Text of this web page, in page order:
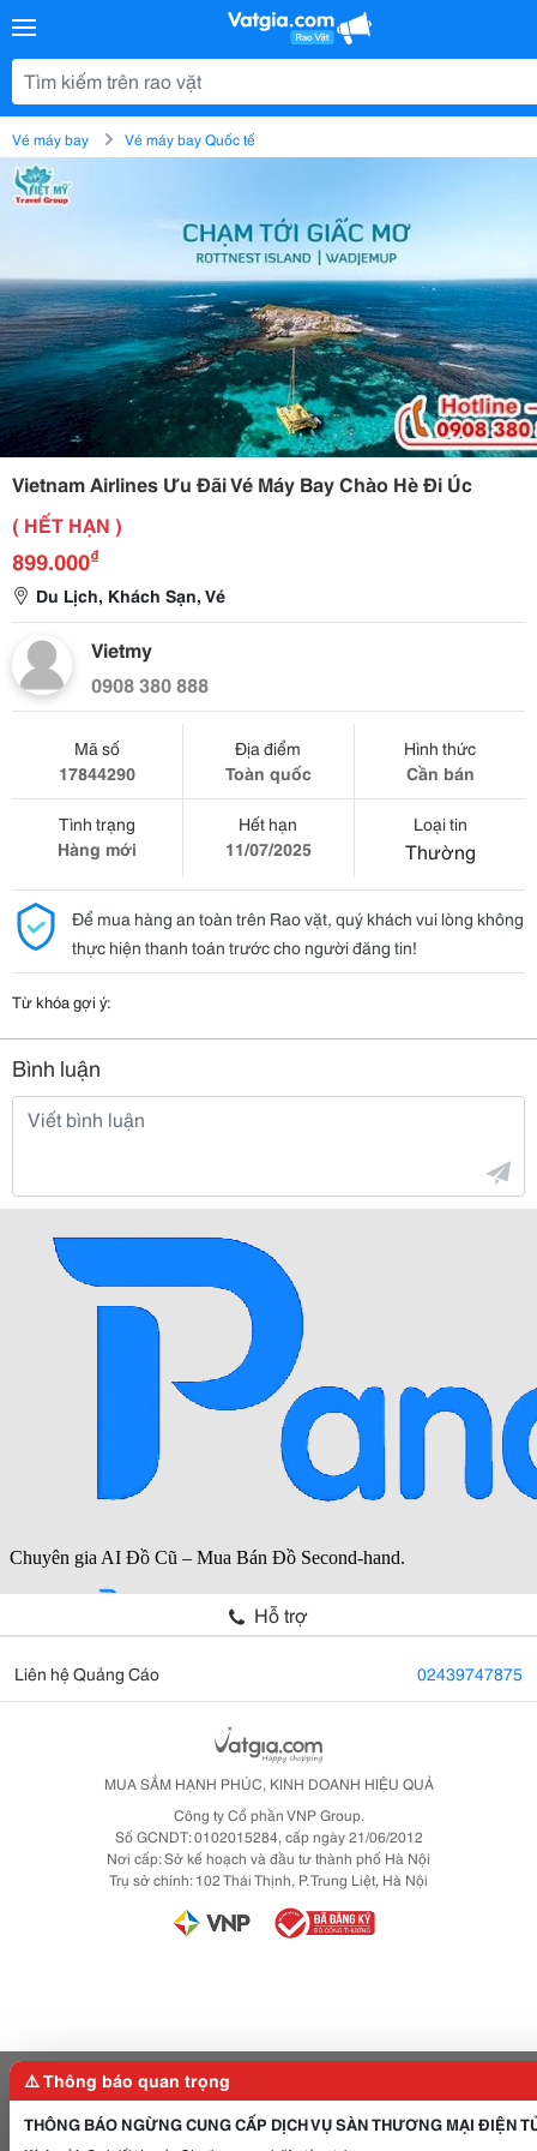
Vé máy bay Vé máy bay Quốc tế
Vietnam Airlines Ưu Đãi Vé Máy Bay Chào Hè Đi Úc
( HẾT HẠN )
899.000₫
Du Lịch, Khách Sạn, Vé
Vietmy
0908 380 888
Mã số
17844290
Địa điểm
Toàn quốc
Hình thức
Cần bán
Tình trạng
Hàng mới
Hết hạn
11/07/2025
Loại tin
Thường
Để mua hàng an toàn trên Rao vặt, quý khách vui lòng không
thực hiện thanh toán trước cho người đăng tin!
Từ khóa gợi ý:
Bình luận
Hỗ trợ
Liên hệ Quảng Cáo 02439747875
MUA SẮM HẠNH PHÚC, KINH DOANH HIỆU QUẢ
Công ty Cổ phần VNP Group.
Số GCNDT: 0102015284, cấp ngày 21/06/2012
Nơi cấp: Sở kế hoạch và đầu tư thành phố Hà Nội
Trụ sở chính: 102 Thái Thịnh, P. Trung Liệt, Hà Nội
⚠️ Thông báo quan trọng
THÔNG BÁO NGỪNG CUNG CẤP DỊCH VỤ SÀN THƯƠNG MẠI ĐIỆN